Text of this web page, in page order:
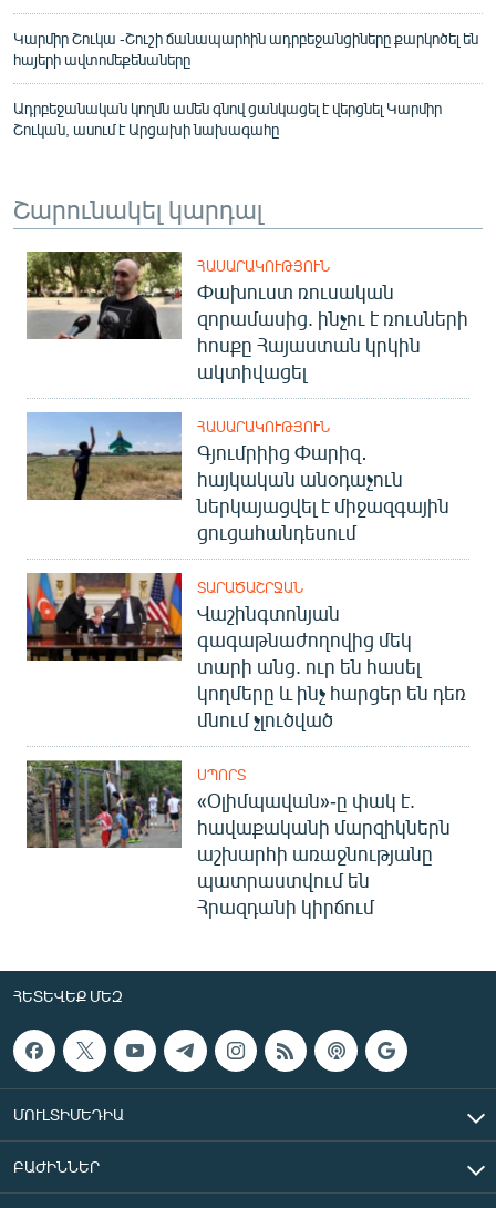
Կարմիր Շուկա -Շուշի ճանապարհին ադրբեջանցիները քարկոծել են
հայերի ավտոմեքենաները
Ադրբեջանական կողմն ամեն գնով ցանկացել է վերցնել Կարմիր
Շուկան, ասում է Արցախի նախագահը
Շարունակել կարդալ
ՀԱՍԱՐԱԿՈՒԹՅՈՒՆ
Փախուստ ռուսական
զորամասից. ինչու է ռուսների
հոսքը Հայաստան կրկին
ակտիվացել
ՀԱՍԱՐԱԿՈՒԹՅՈՒՆ
Գյումրիից Փարիզ․
հայկական անօդաչուն
ներկայացվել է միջազգային
ցուցահանդեսում
ՏԱՐԱԾԱՇՐՋԱՆ
Վաշինգտոնյան
գագաթնաժողովից մեկ
տարի անց. ուր են հասել
կողմերը և ինչ հարցեր են դեռ
մնում չլուծված
ՍՊՈՐՏ
«Օլիմպավան»-ը փակ է.
հավաքականի մարզիկներն
աշխարհի առաջնությանը
պատրաստվում են
Հրազդանի կիրճում
ՀԵՏԵՎԵՔ ՄԵԶ
ՄՈՒԼՏԻՄԵԴԻԱ
ԲԱԺԻՆՆԵՐ